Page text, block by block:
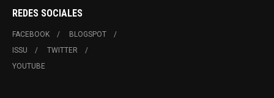
REDES SOCIALES
FACEBOOK
BLOGSPOT
ISSU
TWITTER
YOUTUBE